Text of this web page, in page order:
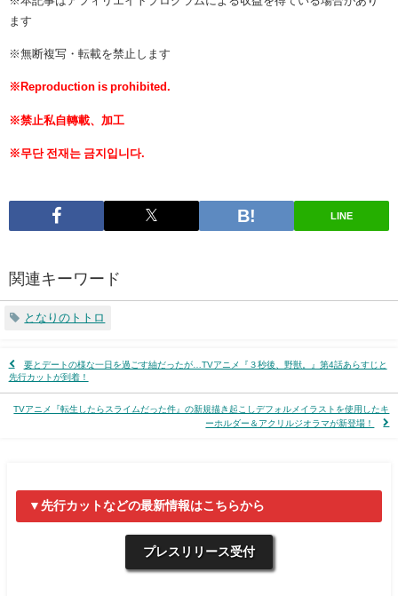
ます
※無断複写・転載を禁止します
※Reproduction is prohibited.
※禁止私自轉載、加工
※무단 전재는 금지입니다.
LINE
関連キーワード
となりのトトロ
要とデートの様な一日を過ごす紬だったが…TVアニメ『​​３秒後、野獣。』第4話あらすじと
先行カットが到着！
TVアニメ『転生したらスライムだった件』の新規描き起こしデフォルメイラストを使用したキ
ーホルダー＆アクリルジオラマが新登場！
▼先行カットなどの最新情報はこちらから
プレスリリース受付